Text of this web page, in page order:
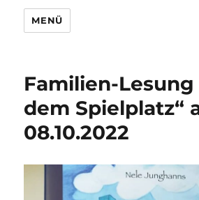
MENÜ
Familien-Lesung
dem Spielplatz“
08.10.2022